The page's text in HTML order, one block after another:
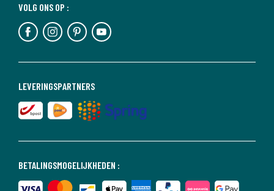
BETALINGSMOGELIJKHEDEN :
LEVERINGSPARTNERS
VOLG ONS OP :